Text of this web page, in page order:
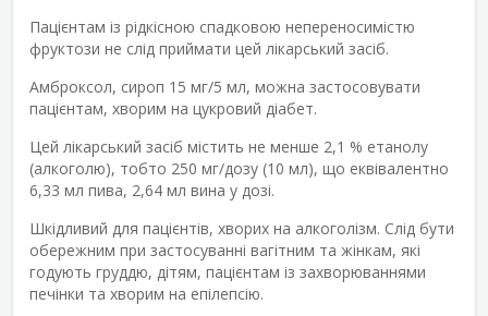
Пацієнтам із рідкісною спадковою непереносимістю
фруктози не слід приймати цей лікарський засіб.
Амброксол, сироп 15 мг/5 мл, можна застосовувати
пацієнтам, хворим на цукровий діабет.
Цей лікарський засіб містить не менше 2,1 % етанолу
(алкоголю), тобто 250 мг/дозу (10 мл), що еквівалентно
6,33 мл пива, 2,64 мл вина у дозі.
Шкідливий для пацієнтів, хворих на алкоголізм. Слід бути
обережним при застосуванні вагітним та жінкам, які
годують груддю, дітям, пацієнтам із захворюваннями
печінки та хворим на епілепсію.